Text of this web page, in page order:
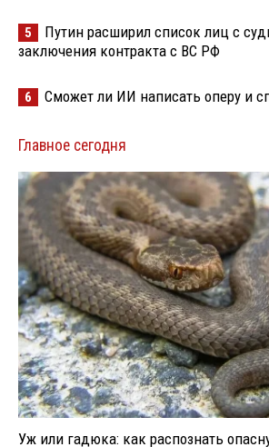
5
Путин расширил список лиц с
заключения контракта с ВС РФ
6 Сможет ли ИИ написать оперу и
Главное сегодня
Уж или гадюка: как распознать